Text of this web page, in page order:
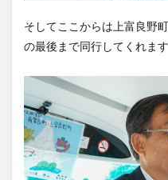
そしてここからは上富良野
の最後まで同行してくれます